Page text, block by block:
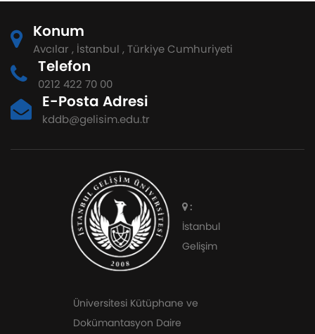
Konum
Avcılar , İstanbul , Türkiye Cumhuriyeti
Telefon
0212 422 70 00
E-Posta Adresi
kddb@gelisim.edu.tr
:
İstanbul
Gelişim
Üniversitesi Kütüphane ve
Dokümantasyon Daire